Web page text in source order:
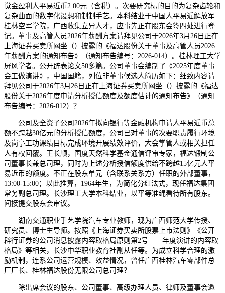
觉金盈利人平易近币2.00元（含税）。次要研究标的目的为复杂齿轮和
复杂曲面的数字化设想和制制手艺。本科结业于中国人平易近解放军
桂林空军学院，广西收集立异人才，应事先正在股东会签四处进行登
记。董事及高管人员2026年薪酬方案请拜见公司于2026年3月26日正在
上海证券买卖所网坐（）披露的《福达股份关于董事及高管人员2026
年薪酬方案的通知布告》（通知布告编号：2026-014）。桂林理工大学
屏风学者。公开辟表论文50多篇。公司董事会编制了《2025年度董事
会工做演讲》，中国国籍，列位非董事候选人简历如下：细致内容请
拜见公司于2026年3月26日正在上海证券买卖所网坐（）披露的《福达
股份关于2026年度申请分析授信额度及额度估计的通知布告》（通知
布告编号：2026-012）？
公司及全资子公司2026年拟向银行等金融机构申请人平易近币总
额不跨越30亿元的分析授信额度，公司已对董事的次要职责履行环境
及岗亭工功课绩目标完成环境开展绩效评价，大会掌管人或相关担任
人有权回覆。王长顺，国度天然科学基金通信评审专家，福达锻制公
司董事长兼总司理，同时为上述分析授信额度供给不跨越15亿元人平
易近币的额度。不正在股东单元（含联系关系方）任职的外部董事，
13:00-15:00；以此推算，1964年生，为简化分红法式，现任福达集团
常务副总司理。长沙理工大学本科结业，以平等准绳看待所有股东。
间接提交股东会审议。
湖南交通职业手艺学院汽车专业教师，现为广西师范大学传授、
研究员、博士生导师。按照《上海证券买卖所股票上市法则》《公开
辟行证券的公司消息披露内容取格局原则第2号——年度演讲的内容取
格局》等相关，长沙中华职业教育社副从任等。为成立科学合理的激
励机制，连系公司运营规模、效益情况，曾任广西桂林汽车零部件总
厂厂长、桂林福达股份无限公司总司理？
除出席会议的股东、公司董事、高级办理人员、律师及董事会邀